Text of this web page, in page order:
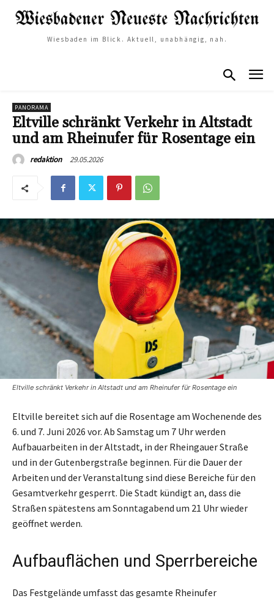
Wiesbaden im Blick. Aktuell, unabhängig, nah.
PANORAMA
Eltville schränkt Verkehr in Altstadt
und am Rheinufer für Rosentage ein
redaktion 29.05.2026
Eltville schränkt Verkehr in Altstadt und am Rheinufer für Rosentage ein
Eltville bereitet sich auf die Rosentage am Wochenende des
6. und 7. Juni 2026 vor. Ab Samstag um 7 Uhr werden
Aufbauarbeiten in der Altstadt, in der Rheingauer Straße
und in der Gutenbergstraße beginnen. Für die Dauer der
Arbeiten und der Veranstaltung sind diese Bereiche für den
Gesamtverkehr gesperrt. Die Stadt kündigt an, dass die
Straßen spätestens am Sonntagabend um 21 Uhr wieder
geöffnet werden.
Aufbauflächen und Sperrbereiche
Das Festgelände umfasst das gesamte Rheinufer